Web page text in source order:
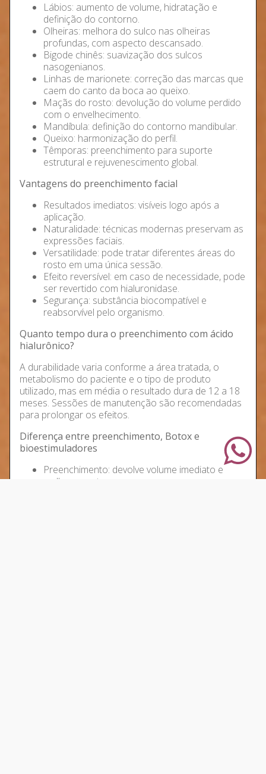
Lábios: aumento de volume, hidratação e
definição do contorno.
Olheiras: melhora do sulco nas olheiras
profundas, com aspecto descansado.
Bigode chinês: suavização dos sulcos
nasogenianos.
Linhas de marionete: correção das marcas que
caem do canto da boca ao queixo.
Maçãs do rosto: devolução do volume perdido
com o envelhecimento.
Mandíbula: definição do contorno mandibular.
Queixo: harmonização do perfil.
Têmporas: preenchimento para suporte
estrutural e rejuvenescimento global.
Vantagens do preenchimento facial
Resultados imediatos: visíveis logo após a
aplicação.
Naturalidade: técnicas modernas preservam as
expressões faciais.
Versatilidade: pode tratar diferentes áreas do
rosto em uma única sessão.
Efeito reversível: em caso de necessidade, pode
ser revertido com hialuronidase.
Segurança: substância biocompatível e
reabsorvível pelo organismo.
Quanto tempo dura o preenchimento com ácido
hialurônico?
A durabilidade varia conforme a área tratada, o
metabolismo do paciente e o tipo de produto
utilizado, mas em média o resultado dura de 12 a 18
meses. Sessões de manutenção são recomendadas
para prolongar os efeitos.
Diferença entre preenchimento, Botox e
bioestimuladores
Preenchimento: devolve volume imediato e
melhora contornos.